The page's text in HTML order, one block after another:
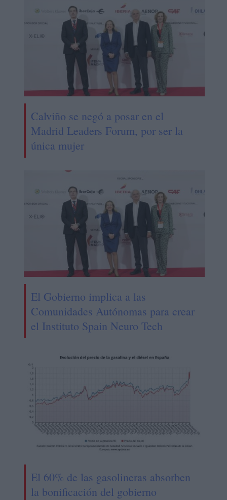
Calviño se negó a posar en el
Madrid Leaders Forum, por ser la
única mujer
El Gobierno implica a las
Comunidades Autónomas para crear
el Instituto Spain Neuro Tech
El 60% de las gasolineras absorben
la bonificación del gobierno